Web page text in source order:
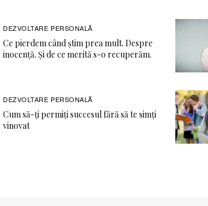
DEZVOLTARE PERSONALĂ
Ce pierdem când știm prea mult. Despre
inocență. Și de ce merită s-o recuperăm.
DEZVOLTARE PERSONALĂ
Cum să-ți permiți succesul fără să te simți
vinovat